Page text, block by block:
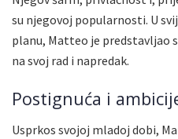
su njegovoj popularnosti. U
planu, Matteo je predstavljao
na svoj rad i napredak.
Postignuća i
Usprkos svojoj mladoj dobi,